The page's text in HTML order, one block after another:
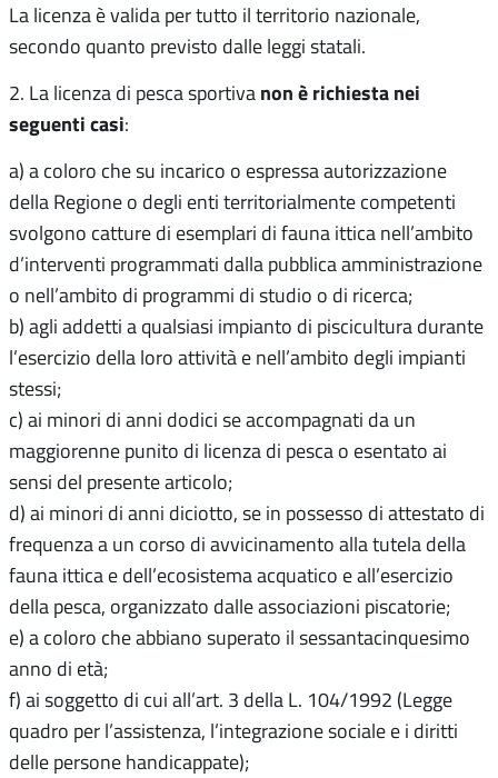
La licenza è valida per tutto il territorio nazionale,
secondo quanto previsto dalle leggi statali.
2. La licenza di pesca sportiva non è richiesta nei
seguenti casi:
a) a coloro che su incarico o espressa autorizzazione
della Regione o degli enti territorialmente competenti
svolgono catture di esemplari di fauna ittica nell’ambito
d’interventi programmati dalla pubblica amministrazione
o nell’ambito di programmi di studio o di ricerca;
b) agli addetti a qualsiasi impianto di piscicultura durante
l’esercizio della loro attività e nell’ambito degli impianti
stessi;
c) ai minori di anni dodici se accompagnati da un
maggiorenne punito di licenza di pesca o esentato ai
sensi del presente articolo;
d) ai minori di anni diciotto, se in possesso di attestato di
frequenza a un corso di avvicinamento alla tutela della
fauna ittica e dell’ecosistema acquatico e all’esercizio
della pesca, organizzato dalle associazioni piscatorie;
e) a coloro che abbiano superato il sessantacinquesimo
anno di età;
f) ai soggetto di cui all’art. 3 della L. 104/1992 (Legge
quadro per l’assistenza, l’integrazione sociale e i diritti
delle persone handicappate);